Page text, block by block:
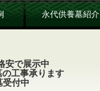
永代供養墓紹介
安で展示中
工事承ります
受付中